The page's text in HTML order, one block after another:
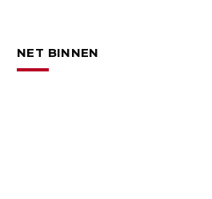
NET BINNEN